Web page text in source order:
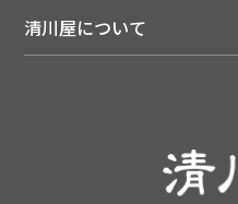
配達日について
返品について
よくあるご質問（FAQ）
あんしんの品質保証につ
LINEお友だち登録
注文履歴
メディア掲載商品
清川屋のレビューを見る
清川屋について